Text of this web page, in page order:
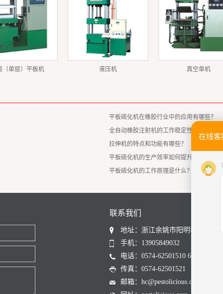
（单层）平板机 液压机 真空单机
平板硫化机在橡胶行业中的应用有哪些？
全自动橡胶注射机的工作稳定性如何？
拉伸机的特点和功能有哪些？
平板硫化机的生产效率如何提升？
平板硫化机的工作原理是什么？
联系我们
地址：浙江余姚市阳明科技园舜科
手机：13905849032
电话：0574-62501510 62501590
传真：0574-62501521
邮箱：hc@pestolicious.com
在线客